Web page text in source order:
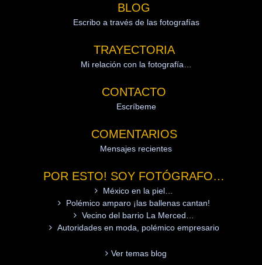
BLOG
Escribo a través de las fotografías
TRAYECTORIA
Mi relación con la fotografía…
CONTACTO
Escríbeme
COMENTARIOS
Mensajes recientes
POR ESTO! SOY FOTÓGRAFO…
México en la piel…
Polémico amparo ¡las ballenas cantan!
Vecino del barrio La Merced…
Autoridades en moda, polémico empresario
Ver temas blog